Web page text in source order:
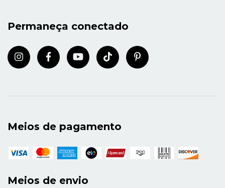
Permaneça conectado
Meios de pagamento
Meios de envio